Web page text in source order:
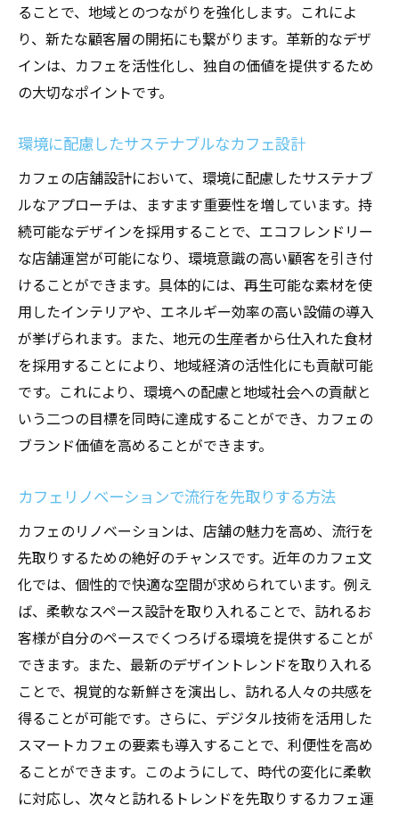
ることで、地域とのつながりを強化します。これによ
り、新たな顧客層の開拓にも繋がります。革新的なデザ
インは、カフェを活性化し、独自の価値を提供するため
の大切なポイントです。
環境に配慮したサステナブルなカフェ設計
カフェの店舗設計において、環境に配慮したサステナブ
ルなアプローチは、ますます重要性を増しています。持
続可能なデザインを採用することで、エコフレンドリー
な店舗運営が可能になり、環境意識の高い顧客を引き付
けることができます。具体的には、再生可能な素材を使
用したインテリアや、エネルギー効率の高い設備の導入
が挙げられます。また、地元の生産者から仕入れた食材
を採用することにより、地域経済の活性化にも貢献可能
です。これにより、環境への配慮と地域社会への貢献と
いう二つの目標を同時に達成することができ、カフェの
ブランド価値を高めることができます。
カフェリノベーションで流行を先取りする方法
カフェのリノベーションは、店舗の魅力を高め、流行を
先取りするための絶好のチャンスです。近年のカフェ文
化では、個性的で快適な空間が求められています。例え
ば、柔軟なスペース設計を取り入れることで、訪れるお
客様が自分のペースでくつろげる環境を提供することが
できます。また、最新のデザイントレンドを取り入れる
ことで、視覚的な新鮮さを演出し、訪れる人々の共感を
得ることが可能です。さらに、デジタル技術を活用した
スマートカフェの要素も導入することで、利便性を高め
ることができます。このようにして、時代の変化に柔軟
に対応し、次々と訪れるトレンドを先取りするカフェ運